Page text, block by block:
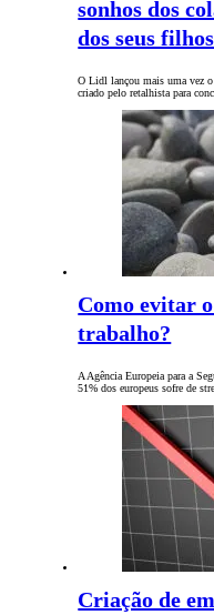
sonhos dos
dos seus
O Lidl lançou mais uma vez o
criado pelo retalhista para
Como evitar
trabalho?
A Agência Europeia para a
51% dos europeus sofre de
Criação de